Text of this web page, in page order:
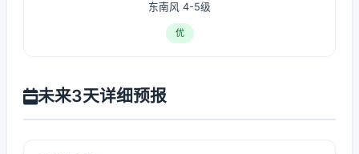
东南风 4-5级
优
未来3天详细预报